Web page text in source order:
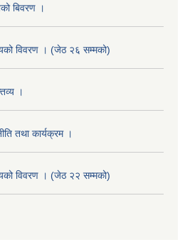
बिवरण ।
विवरण । (जेठ २६ सम्मको)
।
तथा कार्यक्रम ।
विवरण । (जेठ २२ सम्मको)